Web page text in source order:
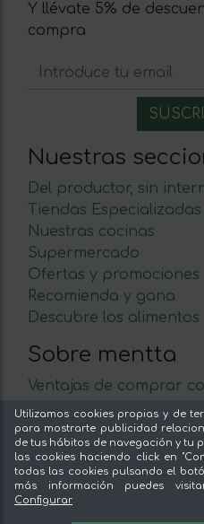
Y llévate 5% de
compra
Nuestras
Del productor, sin
Tiendas
Nuestras cocinas
Supermercado
Ofertas y promociones
Recomienda y gana
Descubre los alimentos
Sobre mentta
Ventajas de comprar
Conoce mentta
Blog de mentta
Vende en mentta
Fidelización
Preguntas frecuentes
Utilizamos cookies propias y de
para mostrarte publicidad
de tus hábitos de navegación y tu
las cookies haciendo click en
todas las cookies pulsando el
más información puedes
Configurar